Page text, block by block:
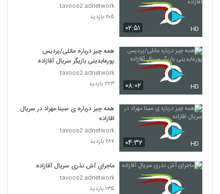
۰۲:۵۱ HD
tavoos2 adnetwork
۲۰۵ بازدید
۰۸:۰۲ HD
همه چیز درباره مانلی/پردیس
پورعابدینی بازیگر سریال آقازاده
tavoos2 adnetwork
۲۲۳ بازدید
۰۴:۳۲ HD
همه چیز درباره ی سینا مهراد در سریال
اقازاده
tavoos2 adnetwork
۲۸۷ بازدید
ماجرای آش نذری سریال آقازاده
tavoos2 adnetwork
۱۳۵ بازدید